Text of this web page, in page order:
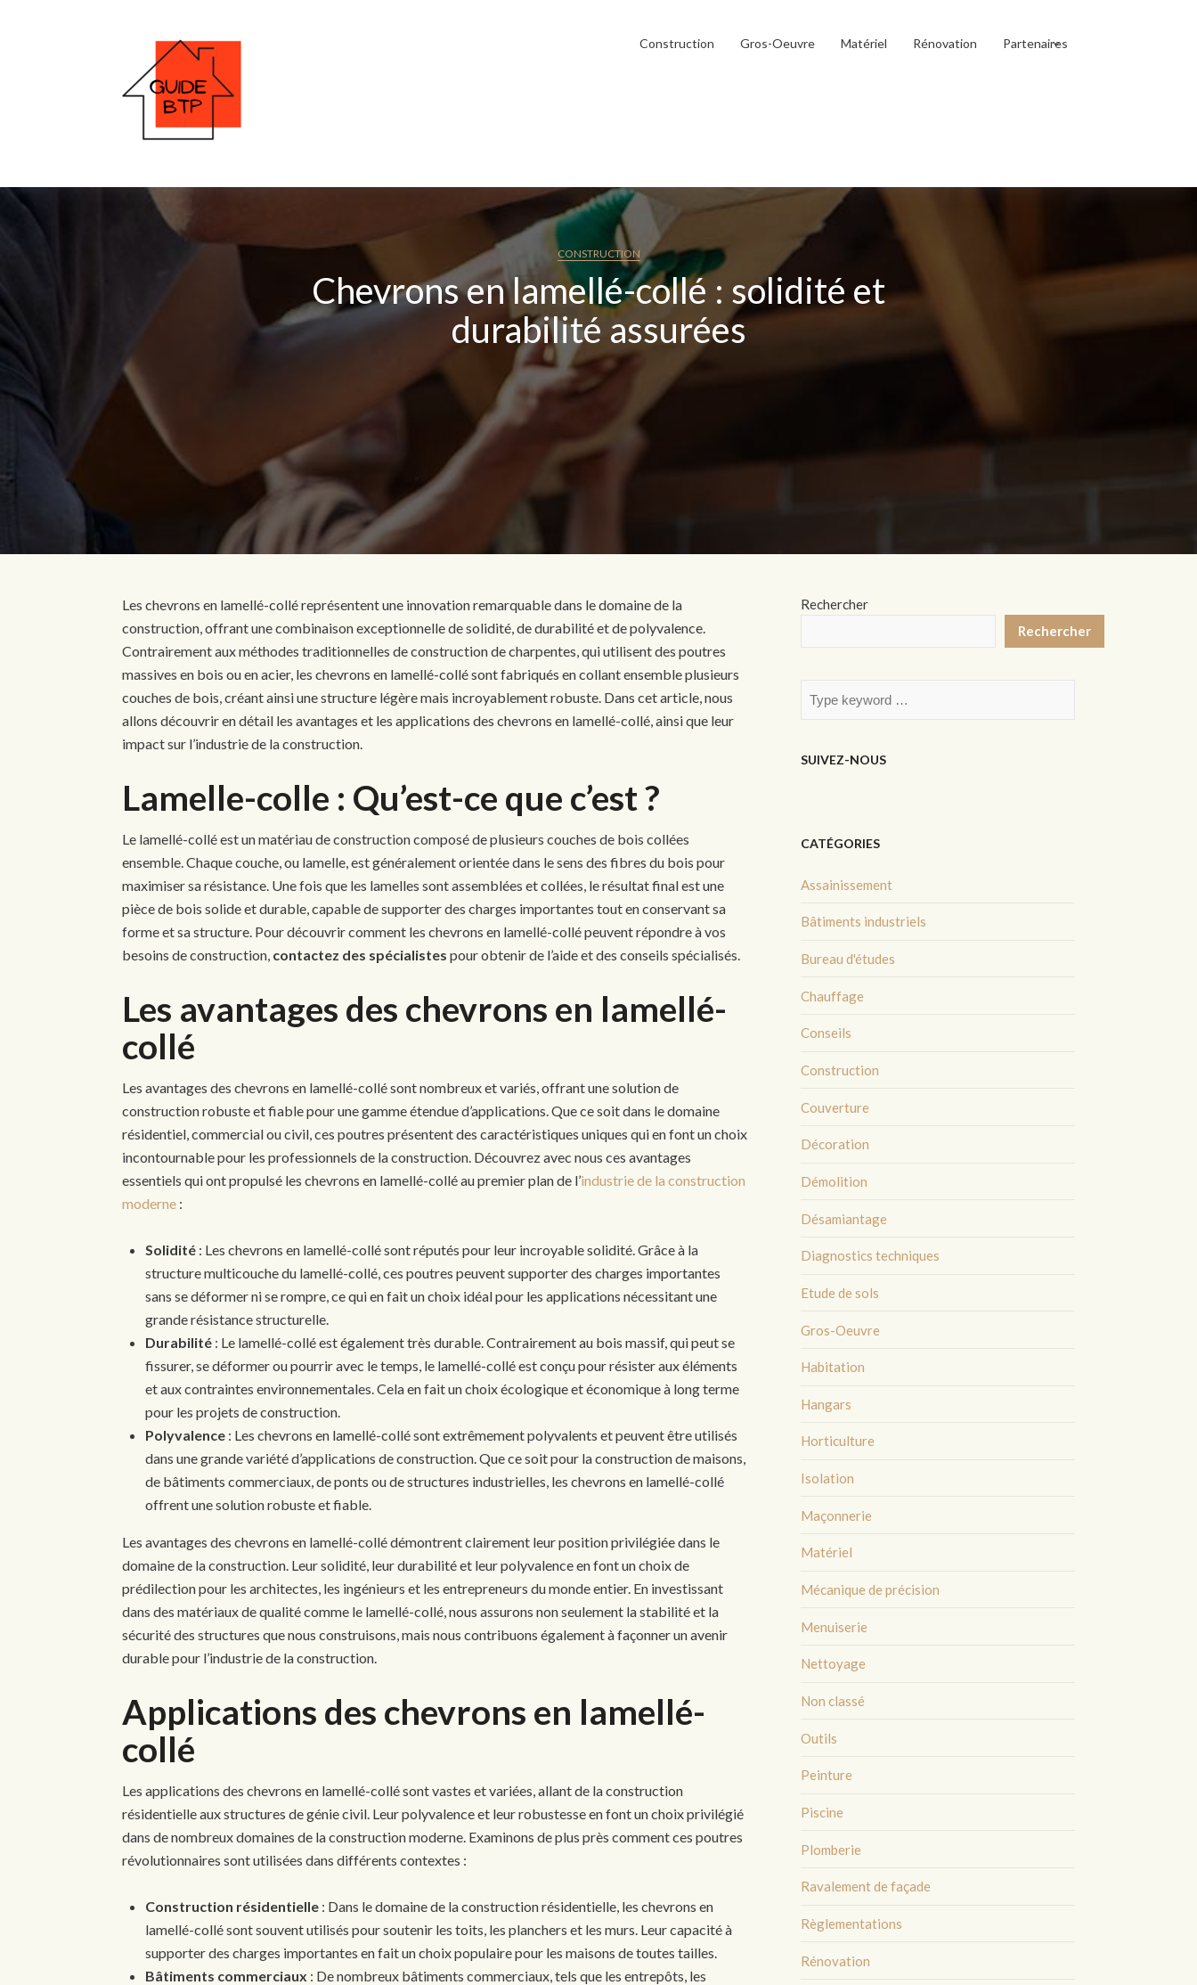
Construction Gros-Oeuvre Matériel Rénovation Partenaires
CONSTRUCTION
Chevrons en lamellé-collé : solidité et
durabilité assurées
Les chevrons en lamellé-collé représentent une innovation remarquable dans le domaine de la
construction, offrant une combinaison exceptionnelle de solidité, de durabilité et de polyvalence.
Contrairement aux méthodes traditionnelles de construction de charpentes, qui utilisent des poutres
massives en bois ou en acier, les chevrons en lamellé-collé sont fabriqués en collant ensemble plusieurs
couches de bois, créant ainsi une structure légère mais incroyablement robuste. Dans cet article, nous
allons découvrir en détail les avantages et les applications des chevrons en lamellé-collé, ainsi que leur
impact sur l’industrie de la construction.
Lamelle-colle : Qu’est-ce que c’est ?
Le lamellé-collé est un matériau de construction composé de plusieurs couches de bois collées
ensemble. Chaque couche, ou lamelle, est généralement orientée dans le sens des fibres du bois pour
maximiser sa résistance. Une fois que les lamelles sont assemblées et collées, le résultat final est une
pièce de bois solide et durable, capable de supporter des charges importantes tout en conservant sa
forme et sa structure. Pour découvrir comment les chevrons en lamellé-collé peuvent répondre à vos
besoins de construction, contactez des spécialistes pour obtenir de l’aide et des conseils spécialisés.
Les avantages des chevrons en lamellé-
collé
Les avantages des chevrons en lamellé-collé sont nombreux et variés, offrant une solution de
construction robuste et fiable pour une gamme étendue d’applications. Que ce soit dans le domaine
résidentiel, commercial ou civil, ces poutres présentent des caractéristiques uniques qui en font un choix
incontournable pour les professionnels de la construction. Découvrez avec nous ces avantages
essentiels qui ont propulsé les chevrons en lamellé-collé au premier plan de l’industrie de la construction
moderne :
Solidité : Les chevrons en lamellé-collé sont réputés pour leur incroyable solidité. Grâce à la
structure multicouche du lamellé-collé, ces poutres peuvent supporter des charges importantes
sans se déformer ni se rompre, ce qui en fait un choix idéal pour les applications nécessitant une
grande résistance structurelle.
Durabilité : Le lamellé-collé est également très durable. Contrairement au bois massif, qui peut se
fissurer, se déformer ou pourrir avec le temps, le lamellé-collé est conçu pour résister aux éléments
et aux contraintes environnementales. Cela en fait un choix écologique et économique à long terme
pour les projets de construction.
Polyvalence : Les chevrons en lamellé-collé sont extrêmement polyvalents et peuvent être utilisés
dans une grande variété d’applications de construction. Que ce soit pour la construction de maisons,
de bâtiments commerciaux, de ponts ou de structures industrielles, les chevrons en lamellé-collé
offrent une solution robuste et fiable.
Les avantages des chevrons en lamellé-collé démontrent clairement leur position privilégiée dans le
domaine de la construction. Leur solidité, leur durabilité et leur polyvalence en font un choix de
prédilection pour les architectes, les ingénieurs et les entrepreneurs du monde entier. En investissant
dans des matériaux de qualité comme le lamellé-collé, nous assurons non seulement la stabilité et la
sécurité des structures que nous construisons, mais nous contribuons également à façonner un avenir
durable pour l’industrie de la construction.
Applications des chevrons en lamellé-
collé
Les applications des chevrons en lamellé-collé sont vastes et variées, allant de la construction
résidentielle aux structures de génie civil. Leur polyvalence et leur robustesse en font un choix privilégié
dans de nombreux domaines de la construction moderne. Examinons de plus près comment ces poutres
révolutionnaires sont utilisées dans différents contextes :
Construction résidentielle : Dans le domaine de la construction résidentielle, les chevrons en
lamellé-collé sont souvent utilisés pour soutenir les toits, les planchers et les murs. Leur capacité à
supporter des charges importantes en fait un choix populaire pour les maisons de toutes tailles.
Bâtiments commerciaux : De nombreux bâtiments commerciaux, tels que les entrepôts, les
Rechercher
Rechercher
SUIVEZ-NOUS
CATÉGORIES
Assainissement
Bâtiments industriels
Bureau d'études
Chauffage
Conseils
Construction
Couverture
Décoration
Démolition
Désamiantage
Diagnostics techniques
Etude de sols
Gros-Oeuvre
Habitation
Hangars
Horticulture
Isolation
Maçonnerie
Matériel
Mécanique de précision
Menuiserie
Nettoyage
Non classé
Outils
Peinture
Piscine
Plomberie
Ravalement de façade
Règlementations
Rénovation